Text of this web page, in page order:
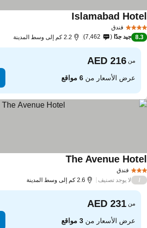
فندق
Islamabadمشاهدة الأسعار
8.3 جيد جدًا 7,462 2.2 كم إلى وسط المدينة
من
عرض الأسعار من6 مواقع
فندق
The Avenueمشاهدة الأسعار
لا يوجد تصنيف 2.6 كم إلى وسط المدينة
من
عرض الأسعار من3 مواقع